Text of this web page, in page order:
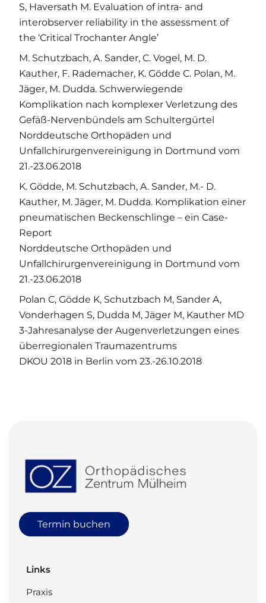
S, Haversath M. Evaluation of intra- and
interobserver reliability in the assessment of
the ‘Critical Trochanter Angle’
M. Schutzbach, A. Sander, C. Vogel, M. D.
Kauther, F. Rademacher, K. Gödde C. Polan, M.
Jäger, M. Dudda. Schwerwiegende
Komplikation nach komplexer Verletzung des
Gefäß-Nervenbündels am Schultergürtel
Norddeutsche Orthopäden und
Unfallchirurgenvereinigung in Dortmund vom
21.-23.06.2018
K. Gödde, M. Schutzbach, A. Sander, M.- D.
Kauther, M. Jäger, M. Dudda. Komplikation einer
pneumatischen Beckenschlinge – ein Case-
Report
Norddeutsche Orthopäden und
Unfallchirurgenvereinigung in Dortmund vom
21.-23.06.2018
Polan C, Gödde K, Schutzbach M, Sander A,
Vonderhagen S, Dudda M, Jäger M, Kauther MD
3-Jahresanalyse der Augenverletzungen eines
überregionalen Traumazentrums
DKOU 2018 in Berlin vom 23.-26.10.2018
Termin buchen
Links
Praxis